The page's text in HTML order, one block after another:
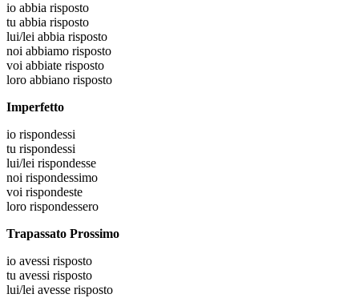
io abbia risposto
tu abbia risposto
lui/lei abbia risposto
noi abbiamo risposto
voi abbiate risposto
loro abbiano risposto
Imperfetto
io rispondessi
tu rispondessi
lui/lei rispondesse
noi rispondessimo
voi rispondeste
loro rispondessero
Trapassato Prossimo
io avessi risposto
tu avessi risposto
lui/lei avesse risposto